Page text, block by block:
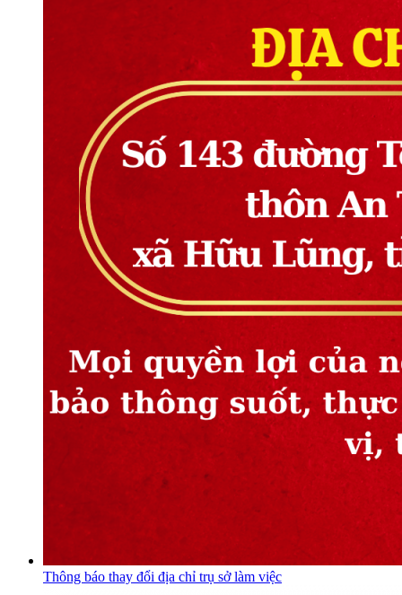
Thông báo thay đổi địa chỉ trụ sở làm việc